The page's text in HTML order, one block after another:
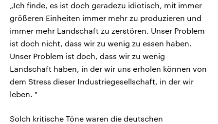
„Ich finde, es ist doch geradezu idiotisch, mit immer
größeren Einheiten immer mehr zu produzieren und
immer mehr Landschaft zu zerstören. Unser Problem
ist doch nicht, dass wir zu wenig zu essen haben.
Unser Problem ist doch, dass wir zu wenig
Landschaft haben, in der wir uns erholen können von
dem Stress dieser Industriegesellschaft, in der wir
leben. "
Solch kritische Töne waren die deutschen